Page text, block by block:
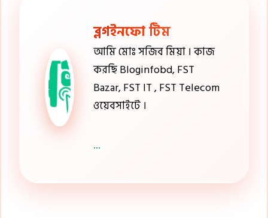
ব্লগইনফো টিম
আমি মোঃ সজিব মিয়া । কাজ
করছি Bloginfobd, FST
Bazar, FST IT , FST Telecom
ওয়েবসাইটে ।
...